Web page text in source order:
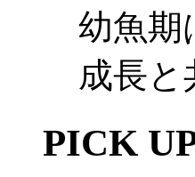
幼魚期
成長
PICK